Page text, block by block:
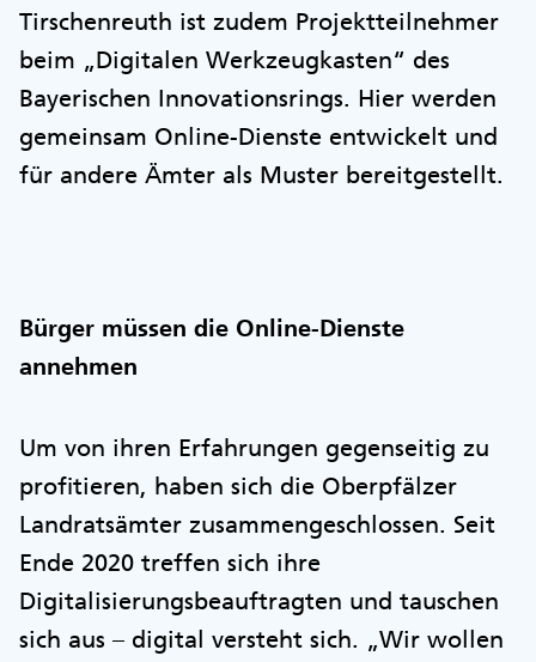
Tirschenreuth ist zudem Projektteilnehmer
beim „Digitalen Werkzeugkasten“ des
Bayerischen Innovationsrings. Hier werden
gemeinsam Online-Dienste entwickelt und
für andere Ämter als Muster bereitgestellt.
Bürger müssen die Online-Dienste
annehmen
Um von ihren Erfahrungen gegenseitig zu
profitieren, haben sich die Oberpfälzer
Landratsämter zusammengeschlossen. Seit
Ende 2020 treffen sich ihre
Digitalisierungsbeauftragten und tauschen
sich aus – digital versteht sich. „Wir wollen